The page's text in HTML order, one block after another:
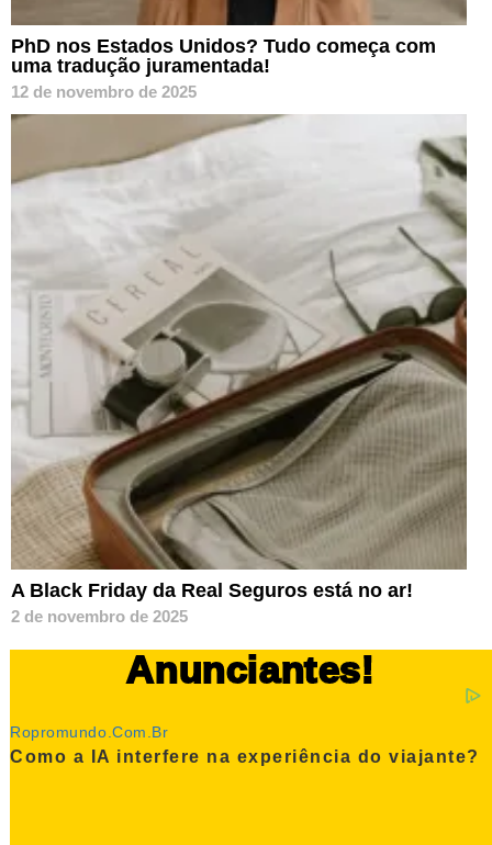
PhD nos Estados Unidos? Tudo começa com
uma tradução juramentada!
12 de novembro de 2025
A Black Friday da Real Seguros está no ar!
2 de novembro de 2025
Anunciantes!